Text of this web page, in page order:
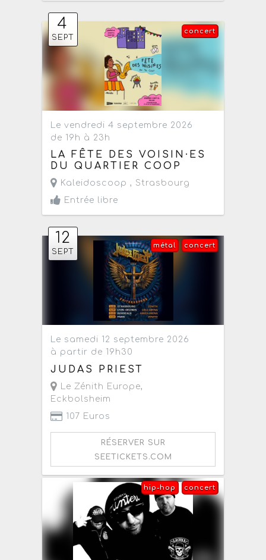
4
SEPT
concert
Le vendredi 4 septembre 2026
de 19h à 23h
LA FÊTE DES VOISIN·ES
DU QUARTIER COOP
Kaleidoscoop , Strasbourg
Entrée libre
12
SEPT
concert
métal
Le samedi 12 septembre 2026
à partir de 19h30
JUDAS PRIEST
Le Zénith Europe,
Eckbolsheim
107 Euros
RÉSERVER SUR
SEETICKETS.COM
concert
hip-hop